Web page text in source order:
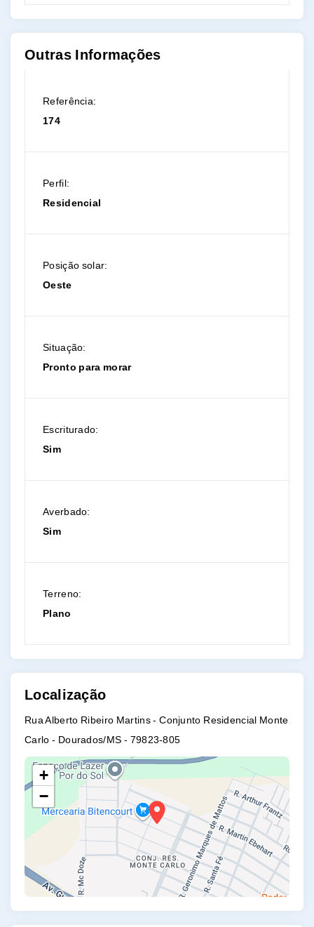
Outras Informações
Referência:
174
Perfil:
Residencial
Posição solar:
Oeste
Situação:
Pronto para morar
Escriturado:
Sim
Averbado:
Sim
Terreno:
Plano
Localização
Rua Alberto Ribeiro Martins - Conjunto Residencial Monte
Carlo - Dourados/MS - 79823-805
+
−